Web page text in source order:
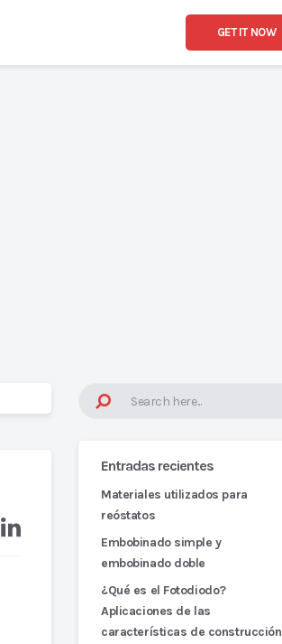
GET IT NOW
Entradas recientes
Materiales utilizados para
reóstatos
Embobinado simple y
embobinado doble
¿Qué es el Fotodiodo?
Aplicaciones de las
características de construcción